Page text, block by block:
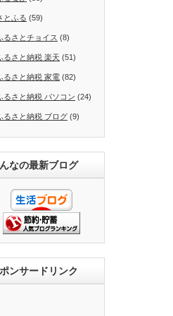
とふる (59)
るさとチョイス (8)
るさと納税 楽天 (51)
るさと納税 家電 (82)
るさと納税 パソコン (24)
るさと納税 ブログ (9)
なの最新ブログ
ンサードリンク